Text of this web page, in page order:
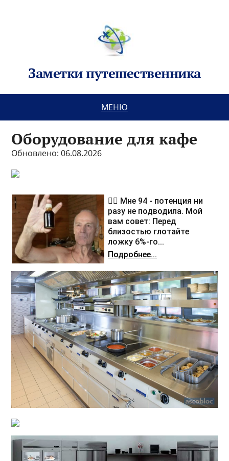
Заметки путешественника
МЕНЮ
Оборудование для кафе
Обновлено: 06.08.2026
❤️‍🔥 Мне 94 - потенция ни
разу не подводила. Мой
вам совет: Перед
близостью глотайте
ложку 6%-го...
Подробнее...